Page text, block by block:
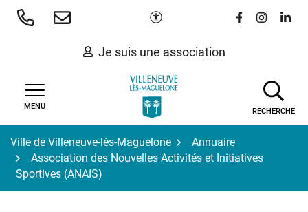
Aller
Paramètres d'accessibilité
Lien vers le
Lien vers
Lien
Je suis une association
MENU
RECHERCHE
Ville de Villeneuve-lès-Maguelone
Annuaire
Association des Nouvelles Activités et Initiatives
Sportives (ANAIS)